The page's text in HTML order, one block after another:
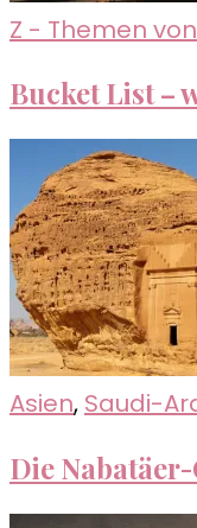
Z - Themen von
Bucket List –
Asien, Saudi-
Die